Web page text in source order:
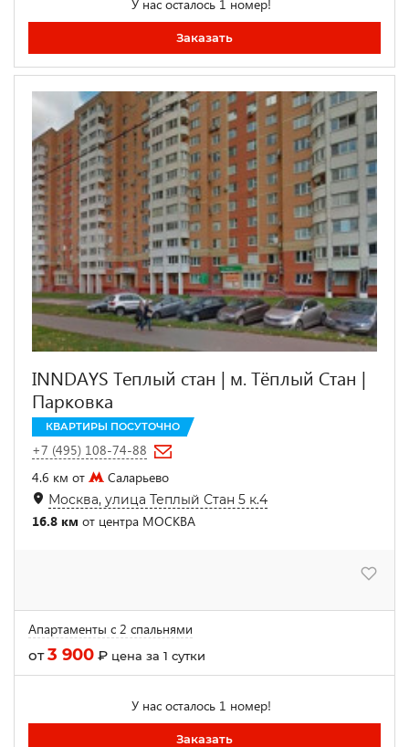
У нас осталось 1 номер!
Заказать
INNDAYS Теплый стан | м. Тёплый Стан |
Парковка
КВАРТИРЫ ПОСУТОЧНО
+7 (495) 108-74-88
4.6 км от
Саларьево
Москва, улица Теплый Стан 5 к.4
16.8 км от центра МОСКВА
Апартаменты с 2 спальнями
от3 900 ₽ цена за 1 сутки
У нас осталось 1 номер!
Заказать